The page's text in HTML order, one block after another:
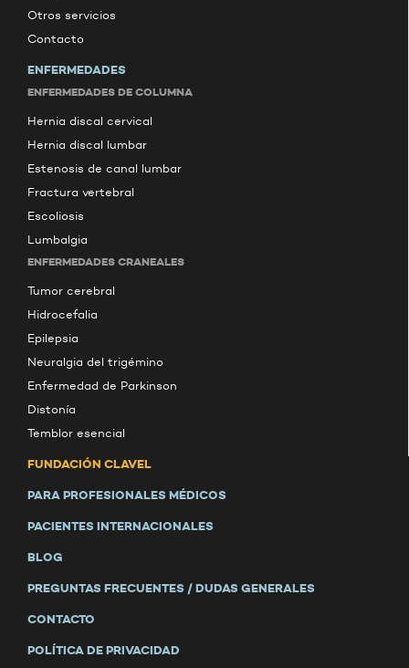
Otros servicios
Contacto
ENFERMEDADES
ENFERMEDADES DE COLUMNA
Hernia discal cervical
Hernia discal lumbar
Estenosis de canal lumbar
Fractura vertebral
Escoliosis
Lumbalgia
ENFERMEDADES CRANEALES
Tumor cerebral
Hidrocefalia
Epilepsia
Neuralgia del trigémino
Enfermedad de Parkinson
Distonía
Temblor esencial
FUNDACIÓN CLAVEL
PARA PROFESIONALES MÉDICOS
PACIENTES INTERNACIONALES
BLOG
PREGUNTAS FRECUENTES / DUDAS GENERALES
CONTACTO
POLÍTICA DE PRIVACIDAD